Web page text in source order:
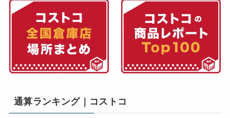
通算ランキング｜コストコ